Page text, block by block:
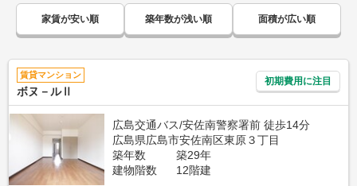
家賃が安い順 築年数が浅い順 面積が広い順
賃貸マンション
ボヌ－ルⅡ
初期費用に注目
広島交通バス/安佐南警察署前 徒歩14分
広島県広島市安佐南区東原３丁目
築年数
築29年
建物階数
12階建